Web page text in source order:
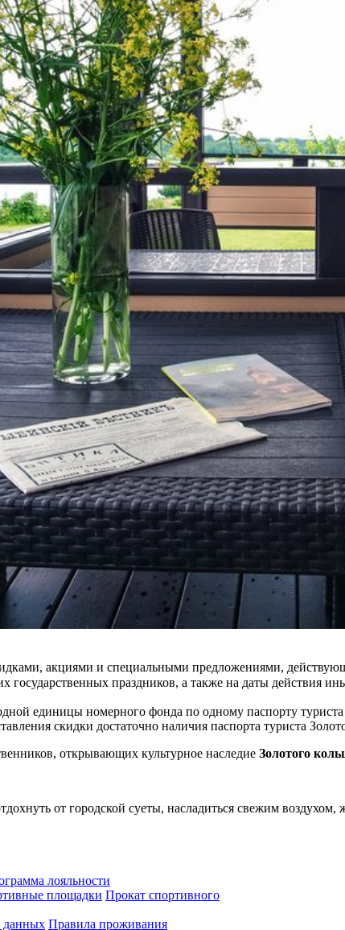
акциями и специальными предложениями,
государственных праздников, а также на даты действия
единицы номерного фонда по одному паспорту туриста
скидки достаточно наличия паспорта туриста
открывающих культурное наследие Золотого
от городской суеты, насладиться свежим
лояльности
площадки Прокат спортивного
данных Правила проживания